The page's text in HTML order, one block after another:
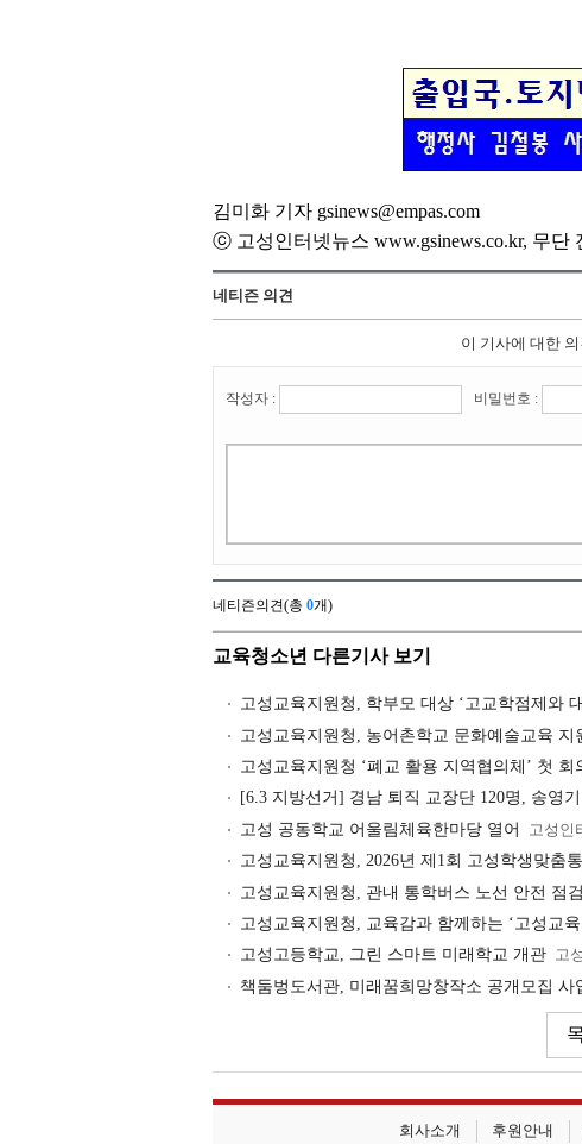
김미화 기자 gsinews@empas.com
ⓒ 고성인터넷뉴스 www.gsinews.co.kr, 무단
네티즌 의견
이 기사에 대한
작성자 : 비밀번호 :
네티즌의견(총 0개)
교육청소년 다른기사 보기
고성교육지원청, 학부모 대상 ‘고교학점제와
고성교육지원청, 농어촌학교 문화예술교육 지
고성교육지원청 ‘폐교 활용 지역협의체’ 첫 회
[6.3 지방선거] 경남 퇴직 교장단 120명, 송영
고성 공동학교 어울림체육한마당 열어
고성인
고성교육지원청, 2026년 제1회 고성학생맞춤
고성교육지원청, 관내 통학버스 노선 안전 점검
고성교육지원청, 교육감과 함께하는 ‘고성교
고성고등학교, 그린 스마트 미래학교 개관 고
책둠벙도서관, 미래꿈희망창작소 공개모집 사
회사소개 후원안내